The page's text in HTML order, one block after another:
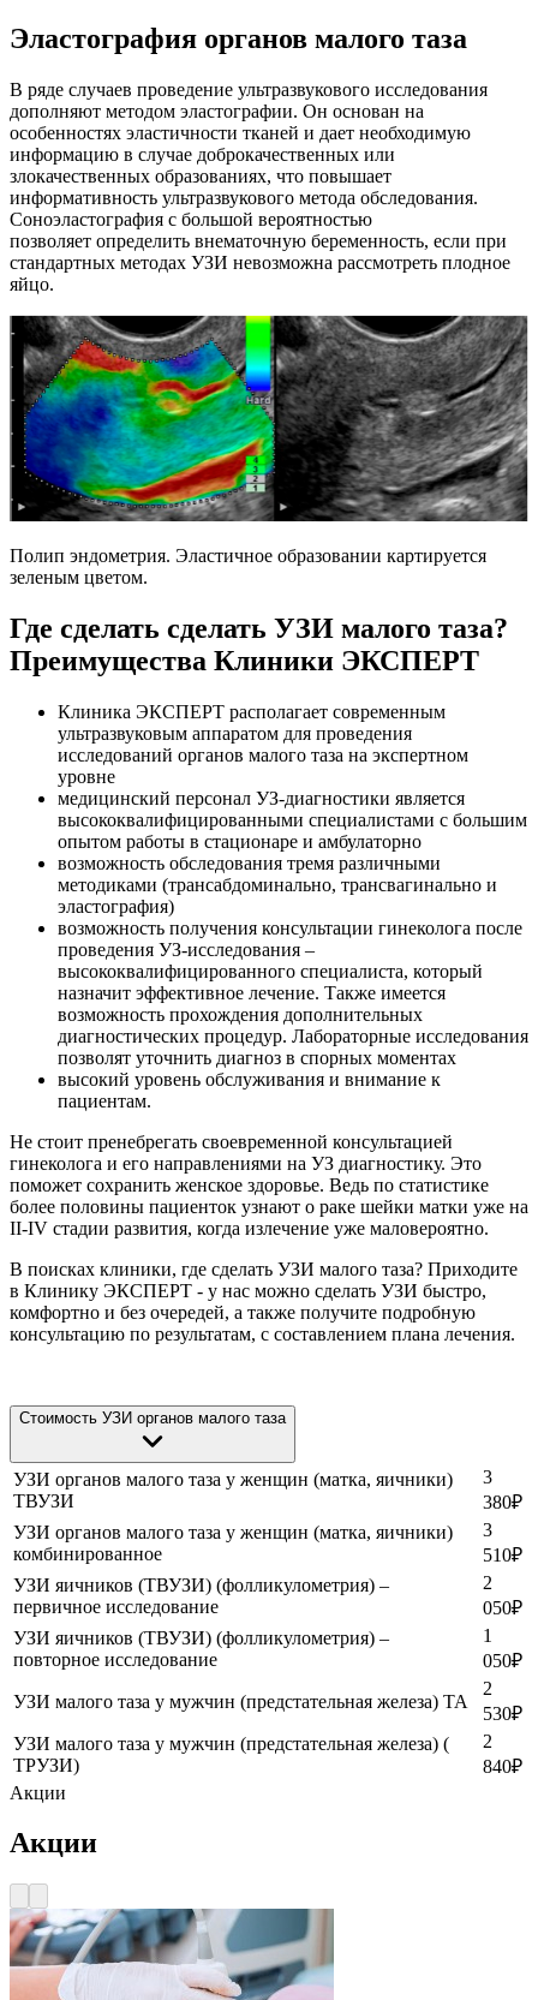
Эластография органов малого таза
В ряде случаев проведение ультразвукового исследования
дополняют методом эластографии. Он основан на
особенностях эластичности тканей и дает необходимую
информацию в случае доброкачественных или
злокачественных образованиях, что повышает
информативность ультразвукового метода обследования.
Соноэластография с большой вероятностью
позволяет определить внематочную беременность, если при
стандартных методах УЗИ невозможна рассмотреть плодное
яйцо.
Полип эндометрия. Эластичное образовании картируется
зеленым цветом.
Где сделать сделать УЗИ малого таза?
Преимущества Клиники ЭКСПЕРТ
Клиника ЭКСПЕРТ располагает современным
ультразвуковым аппаратом для проведения
исследований органов малого таза на экспертном
уровне
медицинский персонал УЗ-диагностики является
высококвалифицированными специалистами с большим
опытом работы в стационаре и амбулаторно
возможность обследования тремя различными
методиками (трансабдоминально, трансвагинально и
эластография)
возможность получения консультации гинеколога после
проведения УЗ-исследования –
высококвалифицированного специалиста, который
назначит эффективное лечение. Также имеется
возможность прохождения дополнительных
диагностических процедур. Лабораторные исследования
позволят уточнить диагноз в спорных моментах
высокий уровень обслуживания и внимание к
пациентам.
Не стоит пренебрегать своевременной консультацией
гинеколога и его направлениями на УЗ диагностику. Это
поможет сохранить женское здоровье. Ведь по статистике
более половины пациенток узнают о раке шейки матки уже на
II-IV стадии развития, когда излечение уже маловероятно.
В поисках клиники, где сделать УЗИ малого таза? Приходите
в Клинику ЭКСПЕРТ - у нас можно сделать УЗИ быстро,
комфортно и без очередей, а также получите подробную
консультацию по результатам, с составлением плана лечения.
Стоимость УЗИ органов малого таза
УЗИ органов малого таза у женщин (матка, яичники)
ТВУЗИ
3
380₽
УЗИ органов малого таза у женщин (матка, яичники)
комбинированное
3
510₽
УЗИ яичников (ТВУЗИ) (фолликулометрия) –
первичное исследование
2
050₽
УЗИ яичников (ТВУЗИ) (фолликулометрия) –
повторное исследование
1
050₽
УЗИ малого таза у мужчин (предстательная железа) ТА
2
530₽
УЗИ малого таза у мужчин (предстательная железа) (
ТРУЗИ)
2
840₽
Акции
Акции